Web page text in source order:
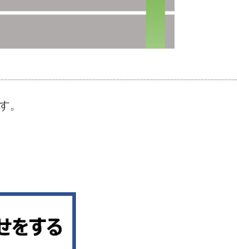
。